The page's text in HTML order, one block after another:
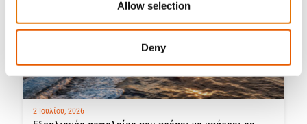
Allow selection
Deny
2 Ιουλίου, 2026